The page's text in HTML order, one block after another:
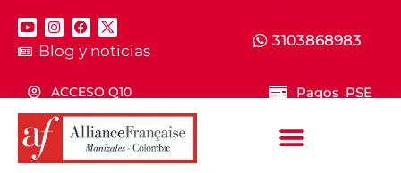
Blog y noticias
3103868983
ACCESO Q10 Pagos PSE